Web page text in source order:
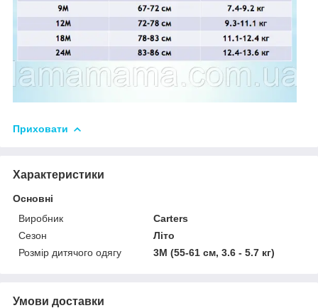
Приховати
Характеристики
Основні
Виробник
Carters
Сезон
Літо
Розмір дитячого одягу
3М (55-61 см, 3.6 - 5.7 кг)
Умови доставки